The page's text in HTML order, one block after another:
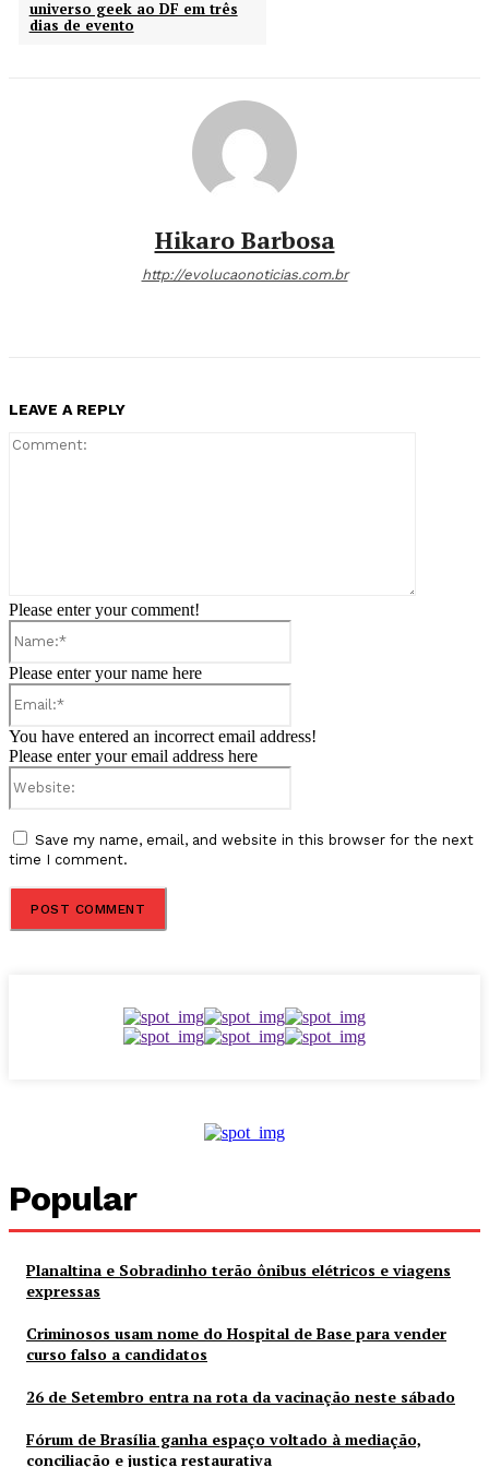
universo geek ao DF em três
dias de evento
Hikaro Barbosa
http://evolucaonoticias.com.br
LEAVE A REPLY
Please enter your comment!
Please enter your name here
You have entered an incorrect email address!
Please enter your email address here
Save my name, email, and website in this browser for the next
time I comment.
Popular
Planaltina e Sobradinho terão ônibus elétricos e viagens
expressas
Criminosos usam nome do Hospital de Base para vender
curso falso a candidatos
26 de Setembro entra na rota da vacinação neste sábado
Fórum de Brasília ganha espaço voltado à mediação,
conciliação e justiça restaurativa